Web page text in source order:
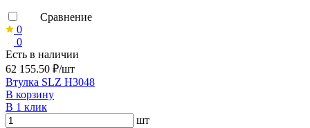
Сравнение
0
0
Есть в наличии
62 155.50 ₽/шт
Втулка SLZ H3048
В корзину
В 1 клик
шт